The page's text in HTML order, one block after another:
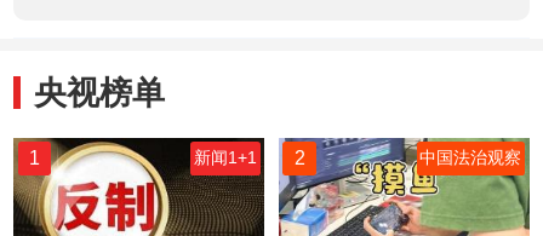
央视榜单
1 新闻1+1 2 中国法治观察